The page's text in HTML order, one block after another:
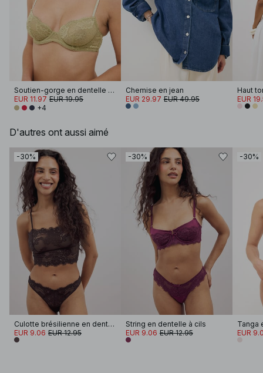
Soutien-gorge en dentelle à armatures
EUR 11.97 EUR 19.95
+4
Chemise en jean
EUR 29.97 EUR 49.95
Haut
EUR
D'autres ont aussi aimé
-30%
Culotte brésilienne en dentelle à cils
EUR 9.06 EUR 12.95
-30%
String en dentelle à cils
EUR 9.06 EUR 12.95
-30%
Tanga
EUR